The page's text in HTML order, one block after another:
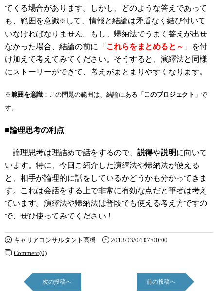
てくる場合があります。しかし、どのような答えであって
も、範囲を意識※ して、情報と結論は矛盾なく結び付いて
いなければなりません。もし、帰納法でうまく答えが出せ
なかった場合、結論の前に「 これらをまとめると～ 」
を付
け加えて考えてみてください。そうすると、演繹法と同様
にストーリーができて、考えがまとまりやすくなります。
※範囲を意識 ：この問題の範囲は、結論にある「 このプロジェクト 」で
す。
■論理思考の利点
論理思考は理詰めで話をするので、 説得や説明に向いて
います。特に、今回ご紹介した演繹法や帰納法が使える
と、相手が論理的に話をしているかどうかも分かってきま
す。これは会話をする上で非常に有効な点だと筆者は考え
ています。演繹法や帰納法は普段でも使える考え方ですの
で、ぜひ使ってみてください！
キャリアコンサルタント高橋
2013/03/04 07:00:00
Comment(0)
次の投稿へ 前の投稿へ